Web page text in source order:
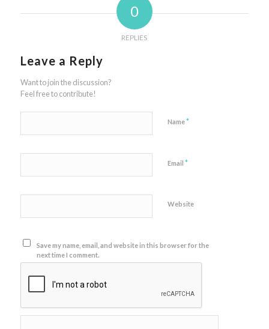
0
REPLIES
Leave a Reply
Want to join the discussion?
Feel free to contribute!
Name*
Email *
Website
Save my name, email, and website in this browser for the
next time I comment.